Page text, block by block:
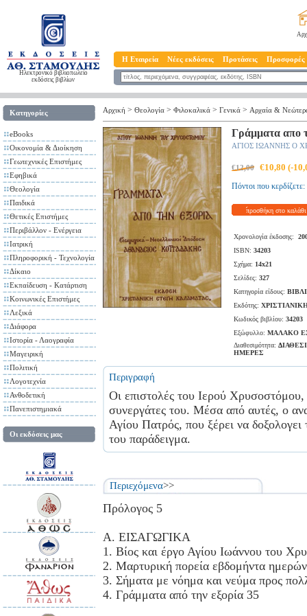
Ηλεκτρονικό βιβλιοπωλείο
εκδόσεις βιβλίων
Η Εταιρεία Νέες εκδόσεις Προτάσεις Προσφορές
Κατηγορίες
eBooks
Οικονομία & Διοίκηση
Γεωτεχνικές Επιστήμες
Εφηβικά
Θεολογία
Παιδικά
Θετικές Επιστήμες
Περιβάλλον - Ενέργεια
Ιατρική
Πληροφορική - Τεχνολογία
Δίκαιο
Εκπαίδευση - Κατάρτιση
Κοινωνικές Επιστήμες
Λεξικά
Διάφορα
Ιστορία - Λαογραφία
Μαγειρική
Πολιτική
Λογοτεχνία
Ανθοδετική
Πανεπιστημιακά
Οι εκδόσεις μας
Αρχική > Θεολογία > Φιλοκαλικά > Γενικά > Αρχαία &
Γράμματα απο
ΑΓΙΟΣ ΙΩΑΝΝΗΣ Ο
€12,00 €10,80 (-
Πόντοι που κερδίζετε:
προσθήκη στο καλάθι
Χρονολογία έκδοσης:
ISBN: 34203
Σχήμα: 14x21
Σελίδες: 327
Κατηγορία είδους:
Εκδότης:
Κωδικός βιβλίου: 34203
Εξώφυλλο: ΜΑΛΑΚΟ
Διαθεσιμότητα:
ΗΜΕΡΕΣ
Περιγραφή
Οι επιστολές του Ιερού Χρυσοστόμου,
συνεργάτες του. Μέσα από αυτές, ο
Αγίου Πατρός, που ξέρει να
του παράδειγμα.
Περιεχόμενα>>
Πρόλογος 5
Α. ΕΙΣΑΓΩΓΙΚΑ
1. Βίος και έργο Αγίου Ιωάννου του
2. Μαρτυρική πορεία εβδομήντα
3. Σήματα με νόημα και νεύμα προς
4. Γράμματα από την εξορία 35